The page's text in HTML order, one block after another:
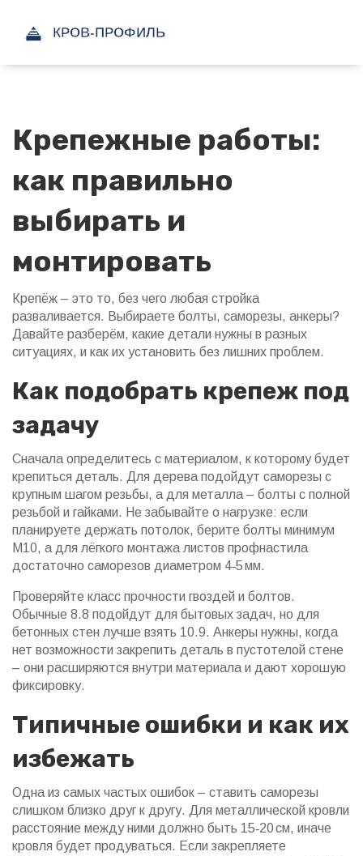
Крепежные работы:
как правильно
выбирать и
монтировать
Крепёж – это то, без чего любая стройка
разваливается. Выбираете болты, саморезы, анкеры?
Давайте разберём, какие детали нужны в разных
ситуациях, и как их установить без лишних проблем.
Как подобрать крепеж под
задачу
Сначала определитесь с материалом, к которому будет
крепиться деталь. Для дерева подойдут саморезы с
крупным шагом резьбы, а для металла – болты с полной
резьбой и гайками. Не забывайте о нагрузке: если
планируете держать потолок, берите болты минимум
М10, а для лёгкого монтажа листов профнастила
достаточно саморезов диаметром 4‑5 мм.
Проверяйте класс прочности гвоздей и болтов.
Обычные 8.8 подойдут для бытовых задач, но для
бетонных стен лучше взять 10.9. Анкеры нужны, когда
нет возможности закрепить деталь в пустотелой стене
– они расширяются внутри материала и дают хорошую
фиксировку.
Типичные ошибки и как их
избежать
Одна из самых частых ошибок – ставить саморезы
слишком близко друг к другу. Для металлической кровли
расстояние между ними должно быть 15‑20 см, иначе
кровля будет продуваться. Если закрепляете